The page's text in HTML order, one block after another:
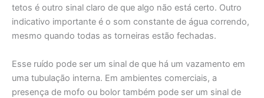
tetos é outro sinal claro de que algo não está certo. Outro
indicativo importante é o som constante de água correndo,
mesmo quando todas as torneiras estão fechadas.
Esse ruído pode ser um sinal de que há um vazamento em
uma tubulação interna. Em ambientes comerciais, a
presença de mofo ou bolor também pode ser um sinal de